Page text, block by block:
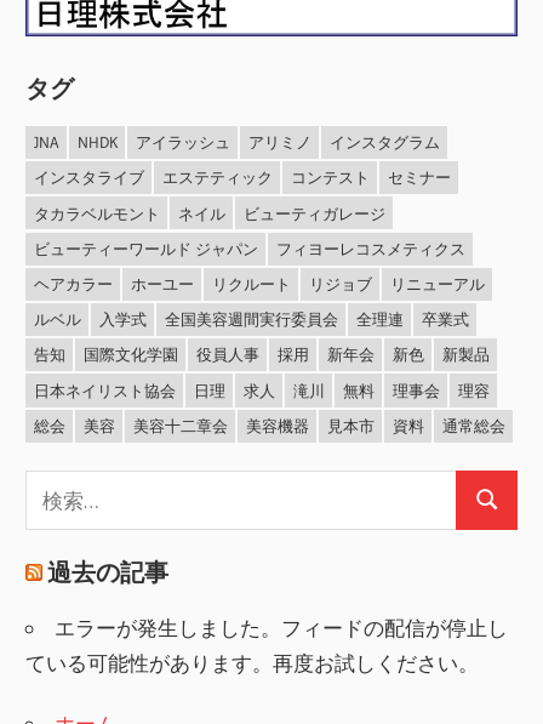
タグ
JNA NHDK アイラッシュ アリミノ
インスタグラム
インスタライブ
エステティック コンテスト
セミナー
タカラベルモント
ネイル
ビューティガレージ
ビューティーワールド ジャパン
フィヨーレコスメティクス
ヘアカラー
ホーユー リクルート リジョブ
リニューアル
ルベル
入学式 全国美容週間実行委員会 全理連
卒業式
告知
国際文化学園 役員人事 採用 新年会 新色
新製品
日本ネイリスト協会
日理 求人 滝川 無料 理事会
理容
総会
美容 美容十二章会 美容機器 見本市 資料 通常総会
検
過去の記事
エラーが発生しました。フィードの配信が停止し
ている可能性があります。再度お試しください。